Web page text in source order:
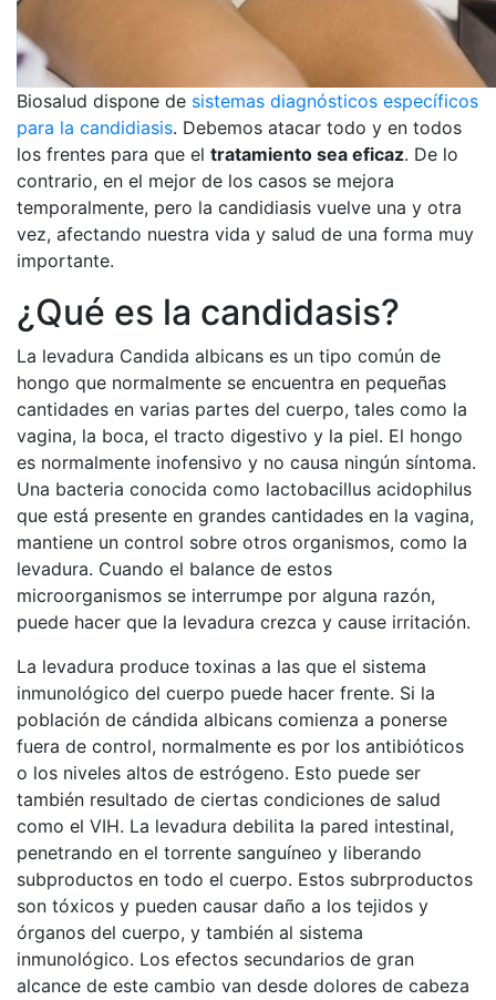
Biosalud dispone de sistemas diagnósticos específicos
para la candidiasis. Debemos atacar todo y en todos
los frentes para que el tratamiento sea eficaz. De lo
contrario, en el mejor de los casos se mejora
temporalmente, pero la candidiasis vuelve una y otra
vez, afectando nuestra vida y salud de una forma muy
importante.
¿Qué es la candidasis?
La levadura Candida albicans es un tipo común de
hongo que normalmente se encuentra en pequeñas
cantidades en varias partes del cuerpo, tales como la
vagina, la boca, el tracto digestivo y la piel. El hongo
es normalmente inofensivo y no causa ningún síntoma.
Una bacteria conocida como lactobacillus acidophilus
que está presente en grandes cantidades en la vagina,
mantiene un control sobre otros organismos, como la
levadura. Cuando el balance de estos
microorganismos se interrumpe por alguna razón,
puede hacer que la levadura crezca y cause irritación.
La levadura produce toxinas a las que el sistema
inmunológico del cuerpo puede hacer frente. Si la
población de cándida albicans comienza a ponerse
fuera de control, normalmente es por los antibióticos
o los niveles altos de estrógeno. Esto puede ser
también resultado de ciertas condiciones de salud
como el VIH. La levadura debilita la pared intestinal,
penetrando en el torrente sanguíneo y liberando
subproductos en todo el cuerpo. Estos subrproductos
son tóxicos y pueden causar daño a los tejidos y
órganos del cuerpo, y también al sistema
inmunológico. Los efectos secundarios de gran
alcance de este cambio van desde dolores de cabeza